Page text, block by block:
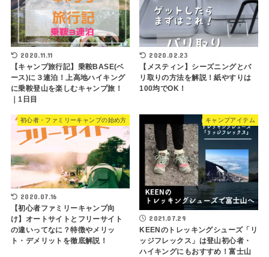
2020.11.11
【キャンプ旅行記】乗鞍BASE(ベ
ース)に３連泊！上高地ハイキング
に乗鞍登山を楽しむキャンプ旅！
｜1日目
2020.02.23
【メスティン】シーズニングとバ
リ取りの方法を解説！紙やすりは
100均でOK！
初心者・ファミリーキャンプの始め方
2020.07.16
【初心者ファミリーキャンプ向
け】オートサイトとフリーサイト
の違いってなに？特徴やメリッ
ト・デメリットを徹底解説！
キャンプアイテム
2021.07.29
KEENのトレッキングシューズ「リ
ッジフレックス」は登山初心者・
ハイキングにもおすすめ！富士山